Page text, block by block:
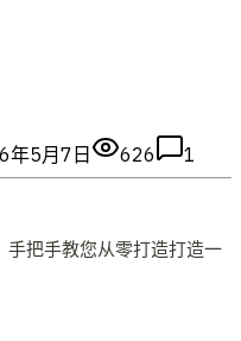
年5月7日 626 1